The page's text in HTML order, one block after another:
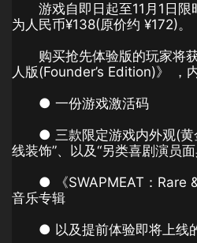
游戏自即日起至11月1日
为人民币¥138(原价约 ¥172)。
购买抢先体验版的玩家将
人版(Founder’s Edition)》 ，
● 一份游戏激活码
● 三款限定游戏内外观(黄
线装饰”、以及“另类喜剧演员面
● 《SWAPMEAT：Rare
音乐专辑
● 以及提前体验即将上线